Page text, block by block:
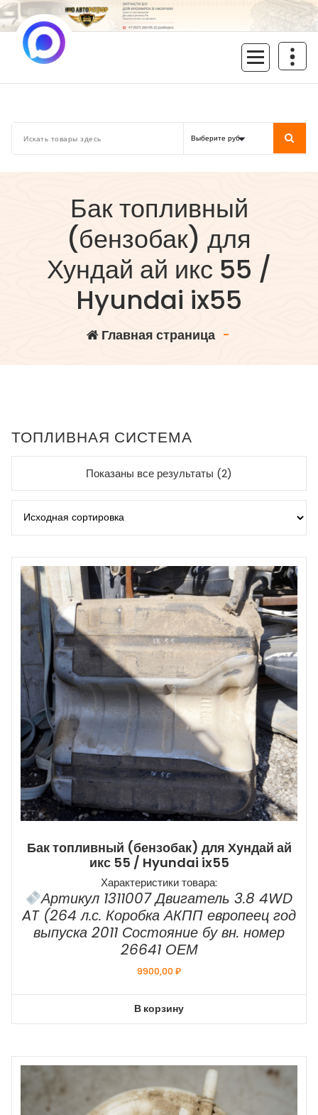
Перейти
к
содержимому
Бак топливный
(бензобак) для
Хундай ай икс 55 /
Hyundai ix55
Главная страница-
ТОПЛИВНАЯ СИСТЕМА
Показаны все результаты (2)
Бак топливный (бензобак) для Хундай ай
икс 55 / Hyundai ix55
Характеристики товара:
Артикул 1311007 Двигатель 3.8 4WD
AT (264 л.с. Коробка АКПП европеец год
выпуска 2011 Состояние бу вн. номер
26641 ОЕМ
9900,00₽
В корзину